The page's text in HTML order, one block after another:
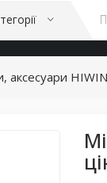
аксесуари HIWIN